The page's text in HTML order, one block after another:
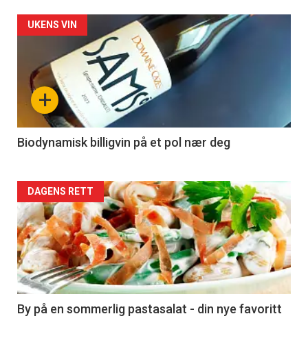
Forsiden
akkurat
nå
4
+
UKENS VIN
Biodynamisk billigvin på et pol nær deg
Forsiden
akkurat
nå
-
5
DAGENS RETT
By på en sommerlig pastasalat - din nye favoritt